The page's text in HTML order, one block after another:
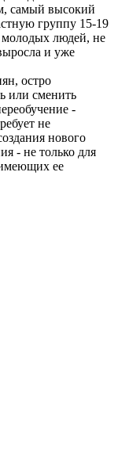
самый высокий
группу 15-19
молодых людей, не
и уже
остро
или сменить
-
не
нового
- не только для
ее